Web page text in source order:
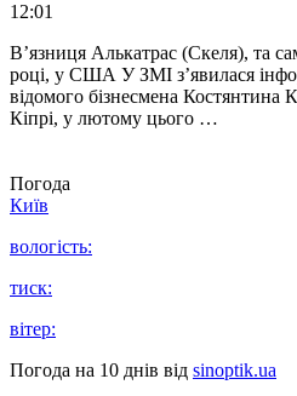
12:01
В’язниця Алькатрас (Скеля), та
році, у США У ЗМІ з’явилася
відомого бізнесмена Костянтина
Кіпрі, у лютому цього …
Погода
Київ
вологість:
тиск:
вітер:
Погода на 10 днів від sinoptik.ua